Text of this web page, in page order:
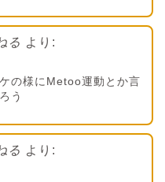
る より:
の様にMetoo運動とか言
う
る より: